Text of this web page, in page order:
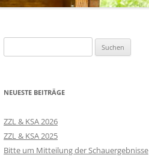
nach:
NEUESTE BEITRÄGE
ZZL & KSA 2026
ZZL & KSA 2025
Bitte um Mitteilung der Schauergebnisse